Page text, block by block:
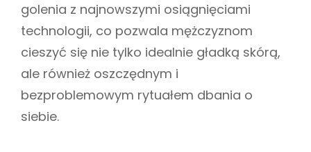
golenia z najnowszymi osiągnięciami
technologii, co pozwala mężczyznom
cieszyć się nie tylko idealnie gładką skórą,
ale również oszczędnym i
bezproblemowym rytuałem dbania o
siebie.